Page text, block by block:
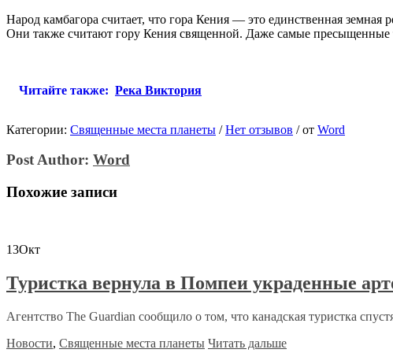
Народ камбагора считает, что гора Кения — это единственная
Они также считают гору Кения священной. Даже самые пресыщенные
Читайте также: Река Виктория
Категории: Священные места планеты / Нет отзывов /от Word
Post Author: Word
Похожие записи
13Окт
Туристка вернула в Помпеи украденные
Агентство The Guardian сообщило о том, что канадская туристка
Новости, Священные места планеты Читать дальше